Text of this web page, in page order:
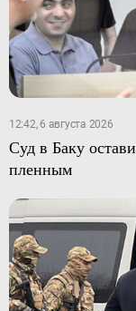
12:42, 6 августа 2026
Суд в Баку
пленным